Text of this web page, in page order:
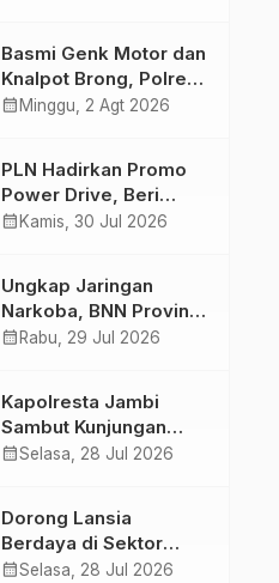
Semakin Skena
Basmi Genk Motor dan
Knalpot Brong, Polres
Tanjab Barat Amankan
calendar_month Minggu, 2 Agt 2026
PLN Hadirkan Promo
Power Drive, Beri
Diskon Tambah Daya
calendar_month Kamis, 30 Jul 2026
Ungkap Jaringan
Narkoba, BNN Provinsi
Jambi dan Bea Cukai
Butir Ekstasi dan 146
Gram Sabu
calendar_month Rabu, 29 Jul 2026
Kapolresta Jambi
Sambut Kunjungan
Ketua dan Pengurus
Kolaborasi
calendar_monthSelasa, 28 Jul 2026
Dorong Lansia
Berdaya di Sektor
Hijau, Pertamina EP
calendar_monthSelasa, 28 Jul 2026